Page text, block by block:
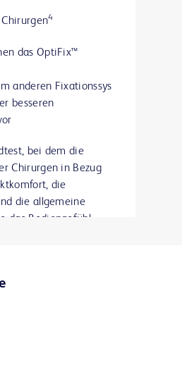
Chirurgen4
das OptiFix™
anderen Fixationssys
besseren
bei dem die
Chirurgen in Bezug
die
die allgemeine
das Bediengefühl